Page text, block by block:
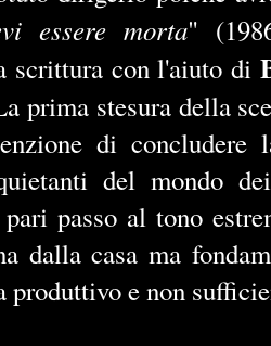
essere morta"
scrittura con l'aiuto di
prima stesura della
di
del mondo
passo al tono
dalla casa ma
e non